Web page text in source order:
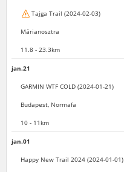
Tajga Trail (2024-02-03)
Márianosztra
11.8 - 23.3km
jan.21
GARMIN WTF COLD (2024-01-21)
Budapest, Normafa
10 - 11km
jan.01
Happy New Trail 2024 (2024-01-01)